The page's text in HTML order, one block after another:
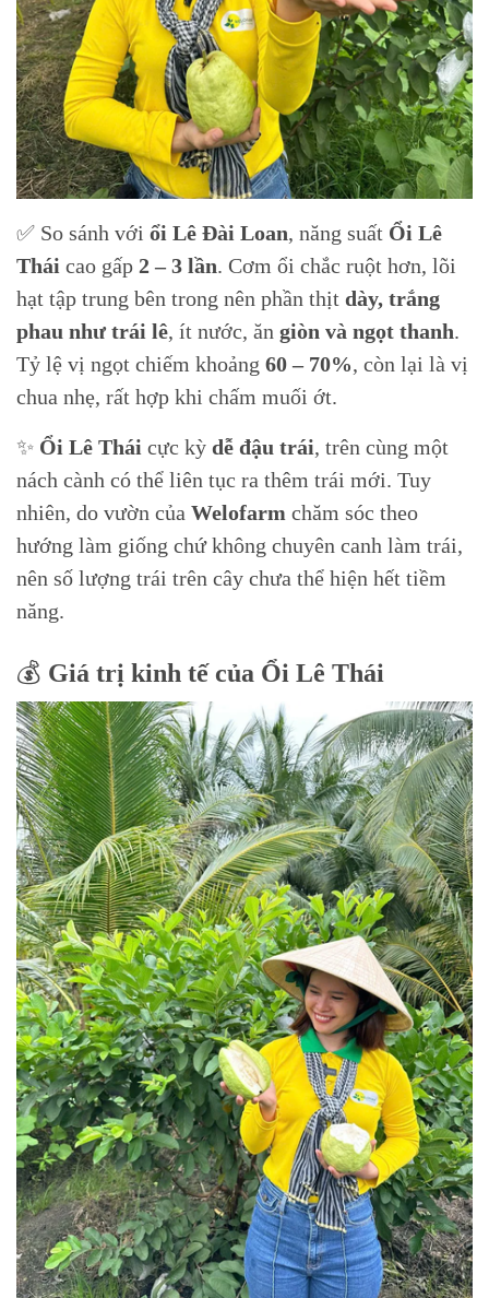
✅ So sánh với ổi Lê Đài Loan, năng suất Ổi Lê
Thái cao gấp 2 – 3 lần. Cơm ổi chắc ruột hơn, lõi
hạt tập trung bên trong nên phần thịt dày, trắng
phau như trái lê, ít nước, ăn giòn và ngọt thanh.
Tỷ lệ vị ngọt chiếm khoảng 60 – 70%, còn lại là vị
chua nhẹ, rất hợp khi chấm muối ớt.
✨ Ổi Lê Thái cực kỳ dễ đậu trái, trên cùng một
nách cành có thể liên tục ra thêm trái mới. Tuy
nhiên, do vườn của Welofarm chăm sóc theo
hướng làm giống chứ không chuyên canh làm trái,
nên số lượng trái trên cây chưa thể hiện hết tiềm
năng.
💰 Giá trị kinh tế của Ổi Lê Thái